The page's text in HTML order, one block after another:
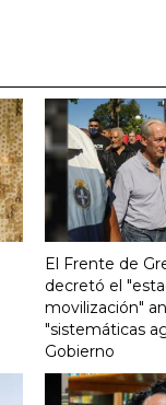
El Frente de
decretó el
movilización"
"sistemáticas
Gobierno